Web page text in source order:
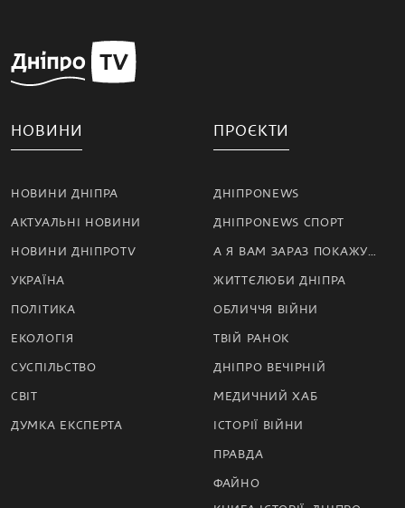
НОВИНИ
НОВИНИ ДНІПРА
АКТУАЛЬНІ НОВИНИ
НОВИНИ ДНІПРОTV
УКРАЇНА
ПОЛІТИКА
ЕКОЛОГІЯ
СУСПІЛЬСТВО
СВІТ
ДУМКА ЕКСПЕРТА
ПРОЄКТИ
ДНІПРОNEWS
ДНІПРОNEWS СПОРТ
А Я ВАМ ЗАРАЗ ПОКАЖУ…
ЖИТТЄЛЮБИ ДНІПРА
ОБЛИЧЧЯ ВІЙНИ
ТВІЙ РАНОК
ДНІПРО ВЕЧІРНІЙ
МЕДИЧНИЙ ХАБ
ІСТОРІЇ ВІЙНИ
ПРАВДА
ФАЙНО